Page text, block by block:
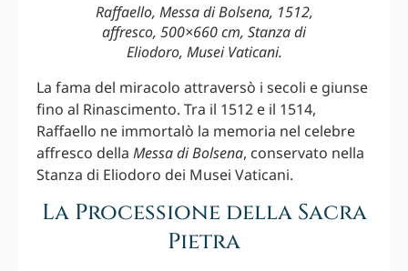
Raffaello, Messa di Bolsena, 1512,
affresco, 500×660 cm, Stanza di
Eliodoro, Musei Vaticani.
La fama del miracolo attraversò i secoli e giunse
fino al Rinascimento. Tra il 1512 e il 1514,
Raffaello ne immortalò la memoria nel celebre
affresco della Messa di Bolsena, conservato nella
Stanza di Eliodoro dei Musei Vaticani.
La Processione della Sacra
Pietra